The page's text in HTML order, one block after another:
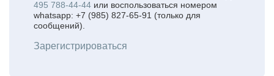
495 788-44-44 или воспользоваться номером
whatsapp: +7 (985) 827-65-91 (только для
сообщений).
Зарегистрироваться